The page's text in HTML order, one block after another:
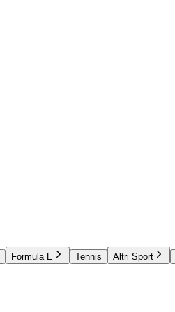
Formula E Tennis Altri Sport